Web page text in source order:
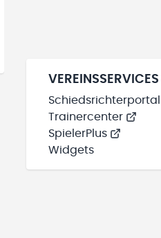
VEREINSSERVICES
Schiedsrichterportal
Trainercenter
SpielerPlus
Widgets